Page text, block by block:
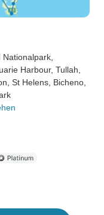
Nationalpark
Harbour, Tullah
, St Helens , Bicheno